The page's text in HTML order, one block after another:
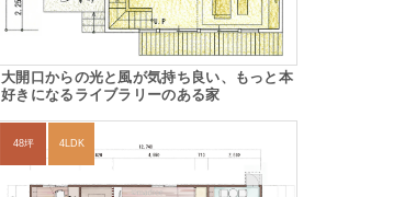
大開口からの光と風が気持ち良い、もっと本
好きになるライブラリーのある家
48坪 4LDK